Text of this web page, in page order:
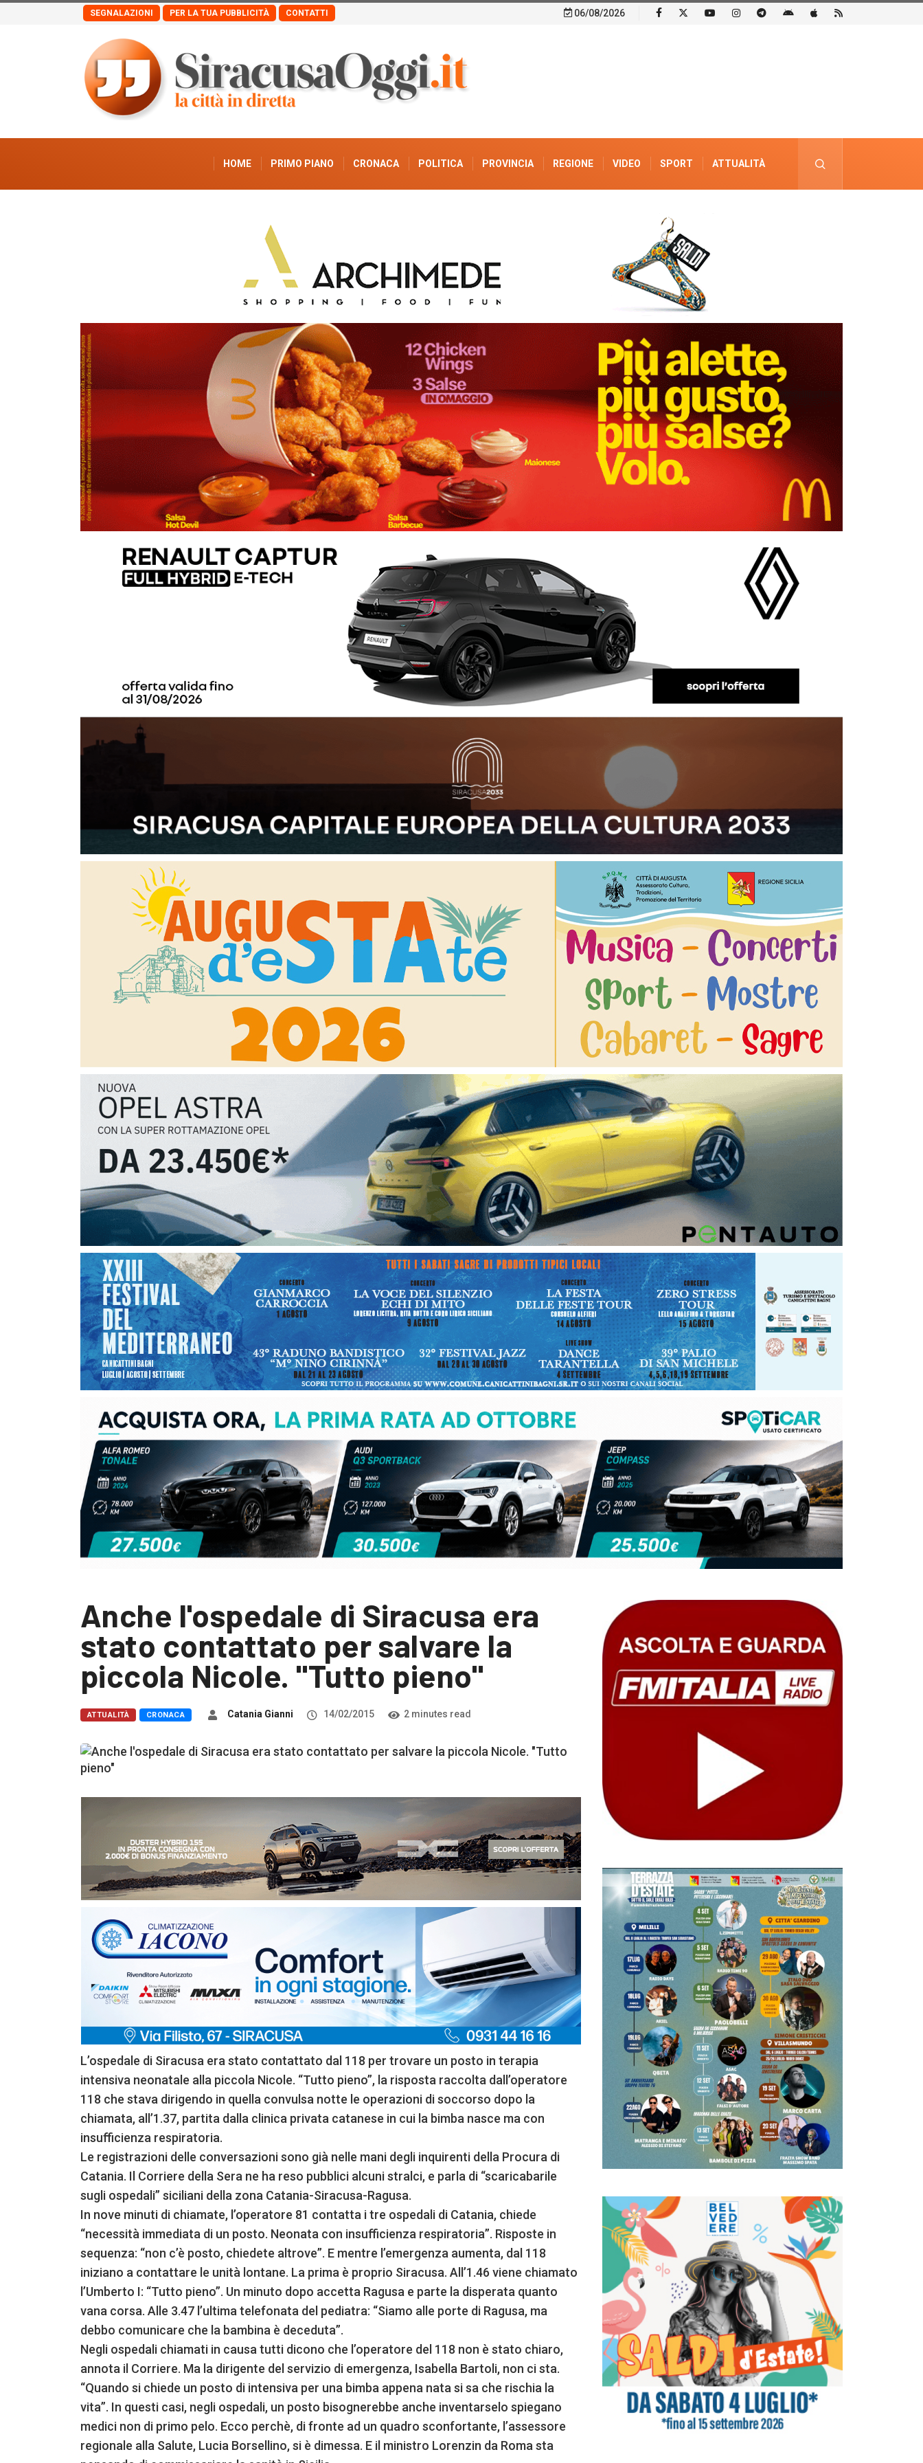
SEGNALAZIONI PER LA TUA PUBBLICITÀ CONTATTI 06/08/2026
HOME PRIMO PIANO CRONACA POLITICA PROVINCIA REGIONE VIDEO SPORT ATTUALITÀ
PUBBLICITÀ ELETTORALE
Anche l'ospedale di Siracusa era
stato contattato per salvare la
piccola Nicole. "Tutto pieno"
ATTUALITÀ CRONACA Catania Gianni 14/02/2015 2 minutes read
L’ospedale di Siracusa era stato contattato dal 118 per trovare un posto in terapia
intensiva neonatale alla piccola Nicole. “Tutto pieno”, la risposta raccolta dall’operatore
118 che stava dirigendo in quella convulsa notte le operazioni di soccorso dopo la
chiamata, all’1.37, partita dalla clinica privata catanese in cui la bimba nasce ma con
insufficienza respiratoria.
Le registrazioni delle conversazioni sono già nelle mani degli inquirenti della Procura di
Catania. Il Corriere della Sera ne ha reso pubblici alcuni stralci, e parla di “scaricabarile
sugli ospedali” siciliani della zona Catania-Siracusa-Ragusa.
In nove minuti di chiamate, l’operatore 81 contatta i tre ospedali di Catania, chiede
“necessità immediata di un posto. Neonata con insufficienza respiratoria”. Risposte in
sequenza: “non c’è posto, chiedete altrove”. E mentre l’emergenza aumenta, dal 118
iniziano a contattare le unità lontane. La prima è proprio Siracusa. All’1.46 viene chiamato
l’Umberto I: “Tutto pieno”. Un minuto dopo accetta Ragusa e parte la disperata quanto
vana corsa. Alle 3.47 l’ultima telefonata del pediatra: “Siamo alle porte di Ragusa, ma
debbo comunicare che la bambina è deceduta”.
Negli ospedali chiamati in causa tutti dicono che l’operatore del 118 non è stato chiaro,
annota il Corriere. Ma la dirigente del servizio di emergenza, Isabella Bartoli, non ci sta.
“Quando si chiede un posto di intensiva per una bimba appena nata si sa che rischia la
vita”. In questi casi, negli ospedali, un posto bisognerebbe anche inventarselo spiegano
medici non di primo pelo. Ecco perchè, di fronte ad un quadro sconfortante, l’assessore
regionale alla Salute, Lucia Borsellino, si è dimessa. E il ministro Lorenzin da Roma sta